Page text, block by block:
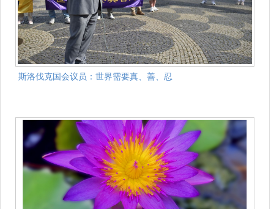
斯洛伐克国会议员：世界需要真、善、忍